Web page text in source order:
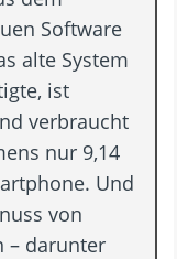
Software
alte System
ist
verbraucht
nur 9,14
Und
von
– darunter